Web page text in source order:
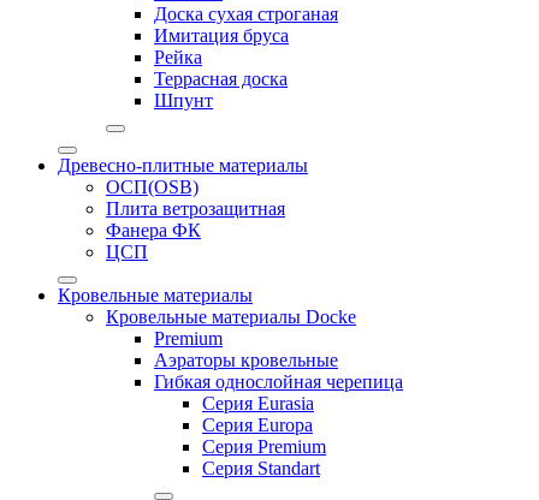
Доска сухая строганая
Имитация бруса
Рейка
Террасная доска
Шпунт
Древесно-плитные материалы
ОСП(OSB)
Плита ветрозащитная
Фанера ФК
ЦСП
Кровельные материалы
Кровельные материалы Docke
Premium
Аэраторы кровельные
Гибкая однослойная черепица
Серия Eurasia
Серия Europa
Серия Premium
Серия Standart